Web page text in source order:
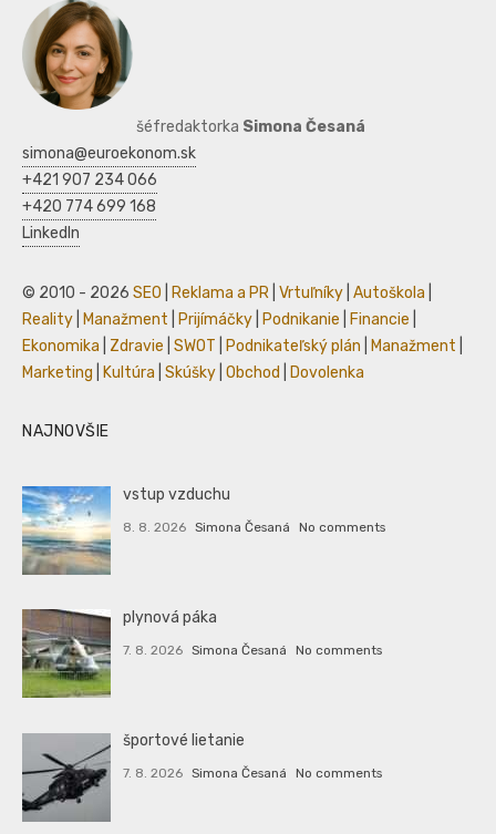
šéfredaktorka Simona Česaná
simona@euroekonom.sk
+421 907 234 066
+420 774 699 168
LinkedIn
© 2010 - 2026 SEO Reklama a PR Vrtuľníky Autoškola
Reality
Manažment Prijímáčky Podnikanie Financie
Ekonomika
Zdravie SWOT Podnikateľský plán Manažment
Marketing
Kultúra Skúšky Obchod Dovolenka
NAJNOVŠIE
vstup vzduchu
8. 8. 2026 Simona Česaná No comments
plynová páka
7. 8. 2026 Simona Česaná No comments
športové lietanie
7. 8. 2026 Simona Česaná No comments